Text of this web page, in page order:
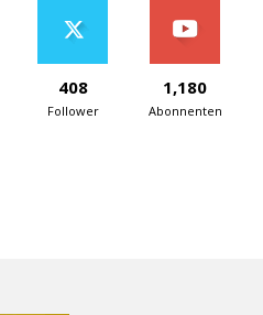
408
Follower
1,180
Abonnenten